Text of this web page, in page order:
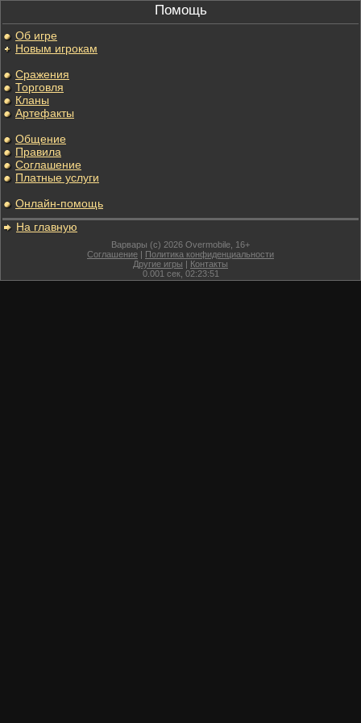
Помощь
Об игре
Новым игрокам
Сражения
Торговля
Кланы
Артефакты
Общение
Правила
Соглашение
Платные услуги
Онлайн-помощь
На главную
Варвары (c) 2026 Overmobile, 16+
Соглашение | Политика конфиденциальности
Другие игры | Контакты
0.001 сек, 02:23:51